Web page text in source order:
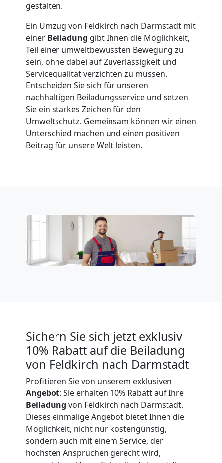
gestalten.
Ein Umzug von Feldkirch nach Darmstadt mit
einer Beiladung gibt Ihnen die Möglichkeit,
Teil einer umweltbewussten Bewegung zu
sein, ohne dabei auf Zuverlässigkeit und
Servicequalität verzichten zu müssen.
Entscheiden Sie sich für unseren
nachhaltigen Beiladungsservice und setzen
Sie ein starkes Zeichen für den
Umweltschutz. Gemeinsam können wir einen
Unterschied machen und einen positiven
Beitrag für unsere Welt leisten.
Sichern Sie sich jetzt exklusiv
10% Rabatt auf die Beiladung
von Feldkirch nach Darmstadt
Profitieren Sie von unserem exklusiven
Angebot: Sie erhalten 10% Rabatt auf Ihre
Beiladung von Feldkirch nach Darmstadt.
Dieses einmalige Angebot bietet Ihnen die
Möglichkeit, nicht nur kostengünstig,
sondern auch mit einem Service, der
höchsten Ansprüchen gerecht wird,
Feldkirch
Fernumzug
Feldkirch
Firmenumzug
Feldkirch
Expressumzug
Feldkirch
Kleiner
Umzug
Feldkirch